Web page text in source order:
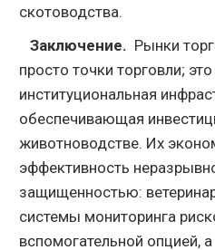
скотоводства.
Заключение. Рынки
просто точки торговли;
институциональная
обеспечивающая
животноводстве. Их
эффективность
защищенностью:
системы мониторинга
вспомогательной опцией,